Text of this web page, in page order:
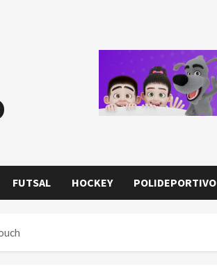
FUTSAL HOCKEY POLIDEPORTIVO